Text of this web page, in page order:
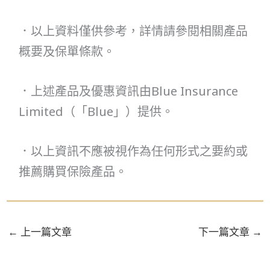
．以上資料僅供參考，詳情請參閱相關產品
概要及保單條款。
．上述產品及優惠資訊由Blue Insurance
Limited（「Blue」）提供。
．以上資訊不應被視作為任何形式之要約或
推薦購買保險產品。
← 上一篇文章 下一篇文章 →